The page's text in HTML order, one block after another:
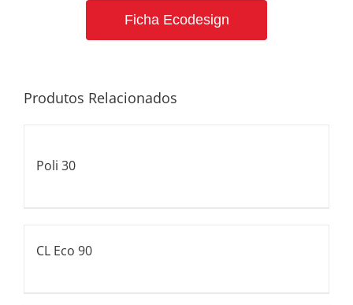
Ficha Ecodesign
Produtos Relacionados
Poli 30
CL Eco 90